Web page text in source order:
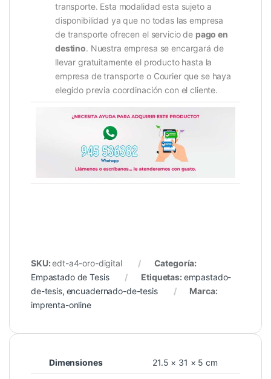
transporte. Esta modalidad esta sujeto a
disponibilidad ya que no todas las empresa
de transporte ofrecen el servicio de pago en
destino. Nuestra empresa se encargará de
llevar gratuitamente el producto hasta la
empresa de transporte o Courier que se haya
elegido previa coordinación con el cliente.
SKU:edt-a4-oro-digital
Categoría:
Empastado de Tesis
Etiquetas: empastado-
de-tesis, encuadernado-de-tesis
Marca:
imprenta-online
Dimensiones 21.5 × 31 × 5 cm